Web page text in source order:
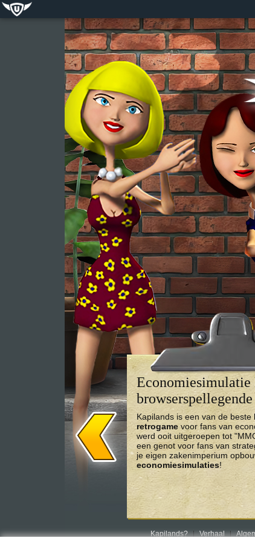
browserspellegende
Kapilands is een van de beste
retrogamevoor fans van
werd ooit uitgeroepen tot
een genot voor fans van
je eigen zakenimperium
economiesimulaties!
Kapilands? Verhaal